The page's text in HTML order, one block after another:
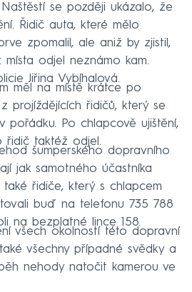
se později ukázalo, že
Řidič auta, které mělo
zpomalil, ale aniž by zjistil,
odjel neznámo kam.
Jiřina Vybíhalová.
měl na místě krátce po
projíždějících řidičů, který se
pořádku. Po chlapcově ujištění,
řidič taktéž odjel.
šumperského dopravního
jak samotného účastníka
řidiče, který s chlapcem
buď na telefonu 735 788
na bezplatné lince 158.
všech okolností této dopravní
všechny případné svědky a
nehody natočit kamerou ve